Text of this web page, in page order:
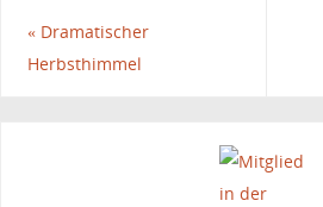
«Dramatischer
Herbsthimmel